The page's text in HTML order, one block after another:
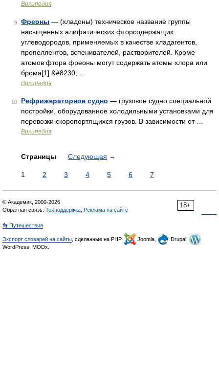
Википедия
9 Фреоны — (хладоны) техническое название группы
насыщенных алифатических фторсодержащих
углеводородов, применяемых в качестве хладагентов,
пропеллентов, вспенивателей, растворителей. Кроме
атомов фтора фреоны могут содержать атомы хлора или
брома[1].&#8230; …
Википедия
10 Рефрижераторное судно — грузовое судно специальной
постройки, оборудованное холодильными установками для
перевозки скоропортящихся грузов. В зависимости от …
Википедия
Страницы Следующая →
1 2 3 4 5 6 7
18+
© Академик, 2000-2026
Обратная связь: Техподдержка Реклама на сайте
👣 Путешествия
Экспорт словарей на сайты , сделанные на PHP, Joomla,
Drupal,
WordPress, MODx.